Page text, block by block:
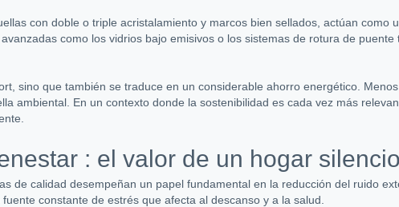
con doble o triple acristalamiento y marcos bien sellados, actúan como
como los vidrios bajo emisivos o los sistemas de rotura de
sino que también se traduce en un considerable ahorro energético.
ambiental. En un contexto donde la sostenibilidad es cada vez más
: el valor de un hogar
de calidad desempeñan un papel fundamental en la reducción del ruido
constante de estrés que afecta al descanso y a la salud.